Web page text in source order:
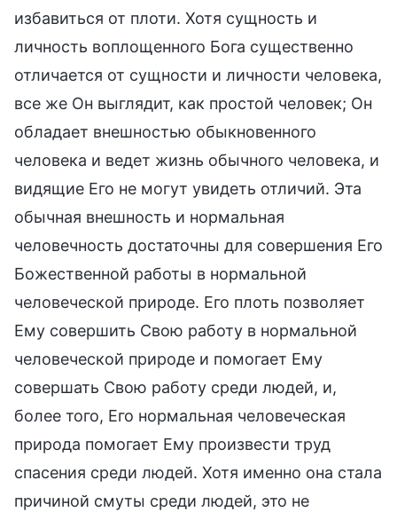
избавиться от плоти. Хотя сущность и
личность воплощенного Бога существенно
отличается от сущности и личности человека,
все же Он выглядит, как простой человек; Он
обладает внешностью обыкновенного
человека и ведет жизнь обычного человека, и
видящие Его не могут увидеть отличий. Эта
обычная внешность и нормальная
человечность достаточны для совершения Его
Божественной работы в нормальной
человеческой природе. Его плоть позволяет
Ему совершить Свою работу в нормальной
человеческой природе и помогает Ему
совершать Свою работу среди людей, и,
более того, Его нормальная человеческая
природа помогает Ему произвести труд
спасения среди людей. Хотя именно она стала
причиной смуты среди людей, это не